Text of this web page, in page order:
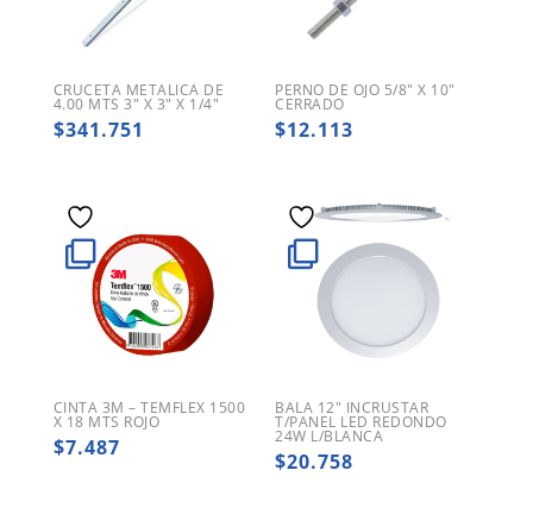
CRUCETA METALICA DE
4.00 MTS 3″ X 3″ X 1/4″
$341.751
PERNO DE OJO 5/8″ X 10″
CERRADO
$12.113
CINTA 3M – TEMFLEX 1500
X 18 MTS ROJO
$7.487
BALA 12″ INCRUSTAR
T/PANEL LED REDONDO
24W L/BLANCA
$20.758